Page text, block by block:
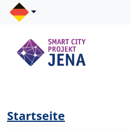
Direkt zum Inhalt
Pfadnavigation
Startseite
Cookie-Einstellungen